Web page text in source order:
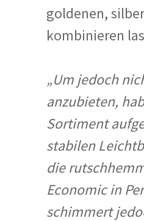
goldenen,
kombinieren
„Um jedoch
anzubieten,
Sortiment
stabilen
die
Economic in
schimmert